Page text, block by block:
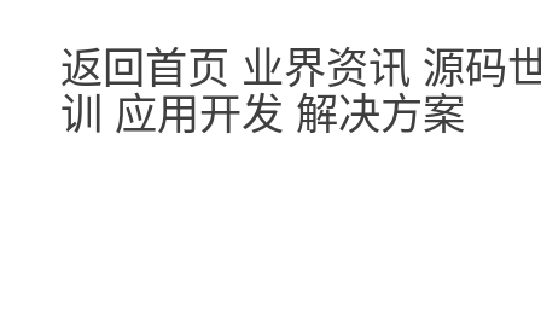
返回首页 业界资讯 源码
训 应用开发 解决方案